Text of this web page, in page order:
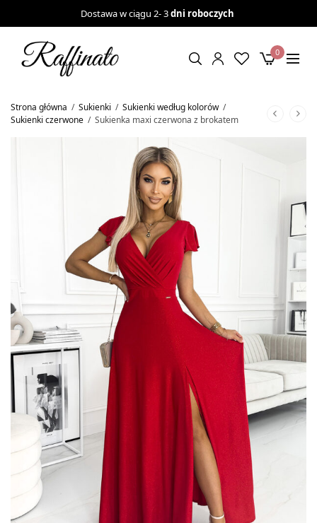
Dostawa w ciągu 2- 3dni roboczych
0
Strona główna / Sukienki / Sukienki według kolorów /
Sukienki czerwone / Sukienka maxi czerwona z brokatem